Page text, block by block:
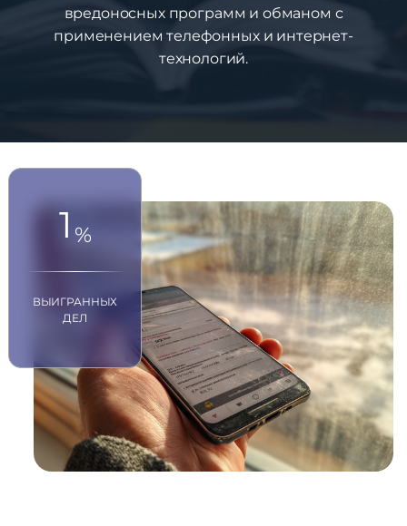
вредоносных программ и обманом с
применением телефонных и интернет-
технологий.
1 %
ВЫИГРАННЫХ
ДЕЛ